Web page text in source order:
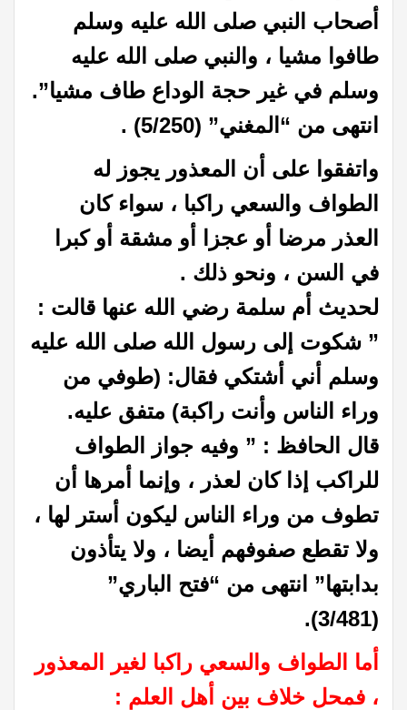
أصحاب النبي صلى الله عليه وسلم
طافوا مشيا ، والنبي صلى الله عليه
وسلم في غير حجة الوداع طاف مشيا”.
انتهى من “المغني” (5/250) .
واتفقوا على أن المعذور يجوز له
الطواف والسعي راكبا ، سواء كان
العذر مرضا أو عجزا أو مشقة أو كبرا
في السن ، ونحو ذلك .
لحديث أم سلمة رضي الله عنها قالت :
” شكوت إلى رسول الله صلى الله عليه
وسلم أني أشتكي فقال: (طوفي من
وراء الناس وأنت راكبة) متفق عليه.
قال الحافظ : ” وفيه جواز الطواف
للراكب إذا كان لعذر ، وإنما أمرها أن
تطوف من وراء الناس ليكون أستر لها ،
ولا تقطع صفوفهم أيضا ، ولا يتأذون
بدابتها” انتهى من “فتح الباري”
(3/481).
أما الطواف والسعي راكبا لغير المعذور
، فمحل خلاف بين أهل العلم :